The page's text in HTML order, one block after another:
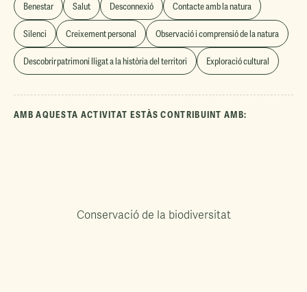
Benestar Salut Desconnexió Contacte amb la natura
Silenci Creixement personal Observació i comprensió de la natura
Descobrir patrimoni lligat a la història del territori Exploració cultural
AMB AQUESTA ACTIVITAT ESTÀS CONTRIBUINT AMB:
Conservació de la biodiversitat